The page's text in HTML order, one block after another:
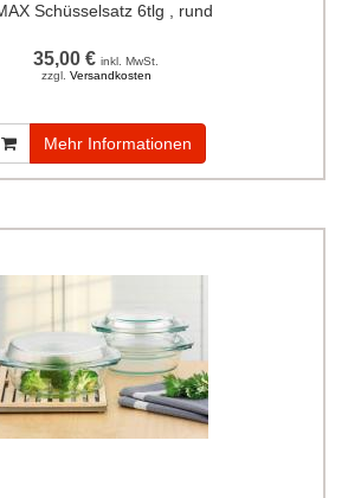
Schüsselsatz 6tlg , rund
35,00 € inkl. MwSt.
zzgl. Versandkosten
Mehr Informationen